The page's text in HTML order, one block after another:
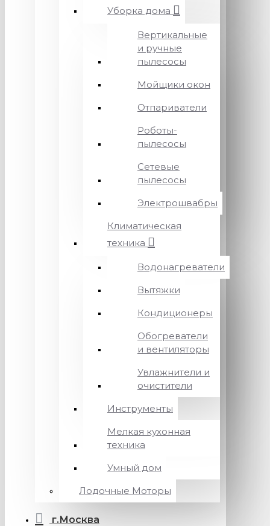
Уборка дома
Вертикальные
и ручные
пылесосы
Мойщики окон
Отпариватели
Роботы-
пылесосы
Сетевые
пылесосы
Электрошвабры
Климатическая
техника
Водонагреватели
Вытяжки
Кондиционеры
Обогреватели
и вентиляторы
Увлажнители и
очистители
Инструменты
Мелкая кухонная
техника
Умный дом
Лодочные Моторы
г.Москва